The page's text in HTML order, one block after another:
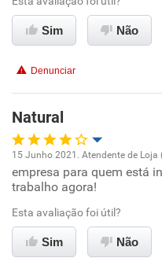
Não recomenda esta
Sim Não
Denunciar
Natural
Oportunidade de promoção
Ambiente de trabalho
Conciliação com a vida
15 Junho 2021. Atendente de Loja
empresa para quem está
trabalho agora!
Esta avaliação foi útil?
Sim Não